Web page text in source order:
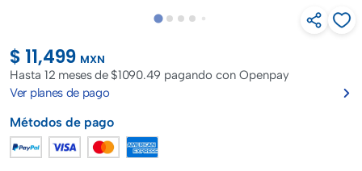
$ 11,499 MXN
Hasta 12 meses de $1090.49 pagando con Openpay
Ver planes de pago
Métodos de pago